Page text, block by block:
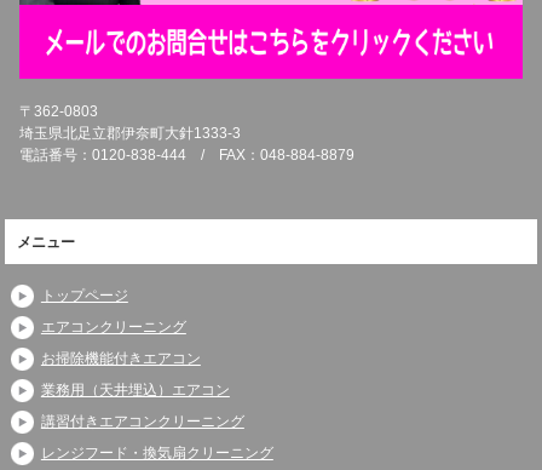
〒362-0803
埼玉県北足立郡伊奈町大針1333-3
電話番号：0120-838-444 / FAX：048-884-8879
メニュー
トップページ
エアコンクリーニング
お掃除機能付きエアコン
業務用（天井埋込）エアコン
講習付きエアコンクリーニング
レンジフード・換気扇クリーニング